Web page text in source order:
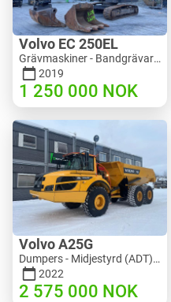
Volvo EC 250EL
Grävmaskiner - Bandgrävare | M981-8871 | RGTR26024
2019
1 250 000 NOK
Volvo A25G
Dumpers - Midjestyrd (ADT) | M453-2338 | RGTR25122
2022
2 575 000 NOK